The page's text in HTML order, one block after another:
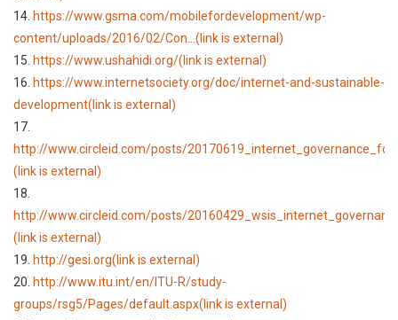
14. https://www.gsma.com/mobilefordevelopment/wp-
content/uploads/2016/02/Con... (link is external)
15. https://www.ushahidi.org/(link is external)
16. https://www.internetsociety.org/doc/internet-and-sustainable-
development(link is external)
17.
http://www.circleid.com/posts/
(link is external)
18.
http://www.circleid.com/posts/
(link is external)
19. http://gesi.org(link is external)
20. http://www.itu.int/en/ITU-R/study-
groups/rsg5/Pages/default.aspx(link is external)